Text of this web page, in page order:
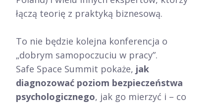
łączą teorię z praktyką biznesową.
To nie będzie kolejna konferencja o
„dobrym samopoczuciu w pracy”.
Safe Space Summit pokaże, jak
diagnozować poziom bezpieczeństwa
psychologicznego, jak go mierzyć i – co